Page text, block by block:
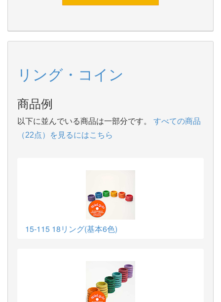
リング・コイン
商品例
以下に並んでいる商品は一部分です。
すべての商品
（22点）を見るにはこちら
15-115 18リング(基本6色)